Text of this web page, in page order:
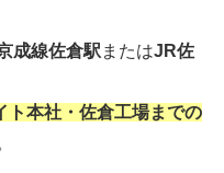
成線佐倉駅 またはJR佐
ト本社・佐倉工場までの